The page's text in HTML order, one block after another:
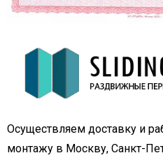
Осуществляем доставку и
монтажу в Москву, Санкт-